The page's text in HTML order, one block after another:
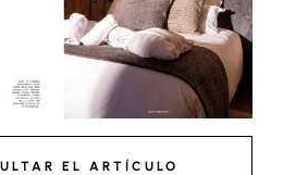
EL ARTÍCULO